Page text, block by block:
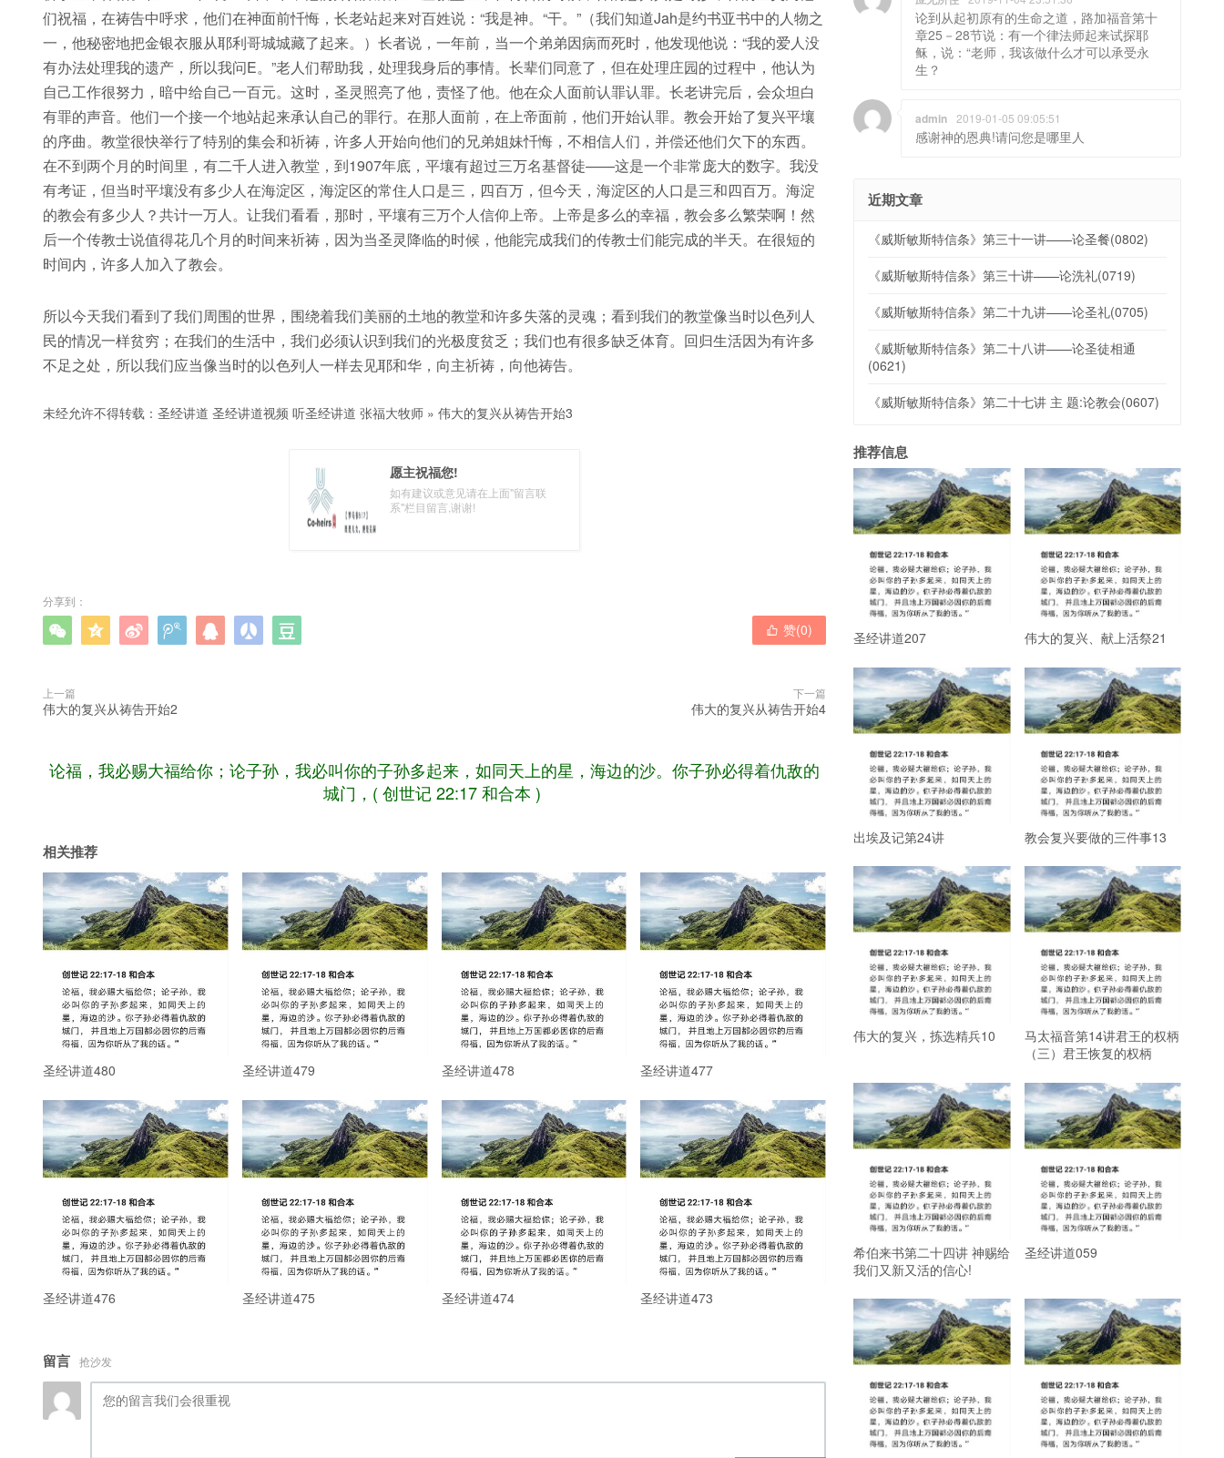
们祝福，在祷告中呼求，他们在神面前忏悔，长老站起来对百姓说：“我是神。“干。”（我们知道Jah是约书亚书中的人物之
一，他秘密地把金银衣服从耶利哥城城藏了起来。）长者说，一年前，当一个弟弟因病而死时，他发现他说：“我的爱人没
有办法处理我的遗产，所以我问E。”老人们帮助我，处理我身后的事情。长辈们同意了，但在处理庄园的过程中，他认为
自己工作很努力，暗中给自己一百元。这时，圣灵照亮了他，责怪了他。他在众人面前认罪认罪。长老讲完后，会众坦白
有罪的声音。他们一个接一个地站起来承认自己的罪行。在那人面前，在上帝面前，他们开始认罪。教会开始了复兴平壤
的序曲。教堂很快举行了特别的集会和祈祷，许多人开始向他们的兄弟姐妹忏悔，不相信人们，并偿还他们欠下的东西。
在不到两个月的时间里，有二千人进入教堂，到1907年底，平壤有超过三万名基督徒——这是一个非常庞大的数字。我没
有考证，但当时平壤没有多少人在海淀区，海淀区的常住人口是三，四百万，但今天，海淀区的人口是三和四百万。海淀
的教会有多少人？共计一万人。让我们看看，那时，平壤有三万个人信仰上帝。上帝是多么的幸福，教会多么繁荣啊！然
后一个传教士说值得花几个月的时间来祈祷，因为当圣灵降临的时候，他能完成我们的传教士们能完成的半天。在很短的
时间内，许多人加入了教会。
所以今天我们看到了我们周围的世界，围绕着我们美丽的土地的教堂和许多失落的灵魂；看到我们的教堂像当时以色列人
民的情况一样贫穷；在我们的生活中，我们必须认识到我们的光极度贫乏；我们也有很多缺乏体育。回归生活因为有许多
不足之处，所以我们应当像当时的以色列人一样去见耶和华，向主祈祷，向他祷告。
未经允许不得转载： 圣经讲道 圣经讲道视频 听圣经讲道 张福大牧师 » 伟大的复兴从祷告开始3
愿主祝福您!
如有建议或意见请在上面"留言联
系"栏目留言,谢谢!
分享到：
        赞(0)
上一篇
伟大的复兴从祷告开始2
下一篇
伟大的复兴从祷告开始4
论福，我必赐大福给你；论子孙，我必叫你的子孙多起来，如同天上的星，海边的沙。你子孙必得着仇敌的
城门，( 创世记 22:17 和合本 )
相关推荐
圣经讲道480 圣经讲道479 圣经讲道478 圣经讲道477
圣经讲道476 圣经讲道475 圣经讲道474 圣经讲道473
留言 抢沙发
论到从起初原有的生命之道，路加福音第十
章25－28节说：有一个律法师起来试探耶
稣，说：“老师，我该做什么才可以承受永
生？
admin 2019-01-05 09:05:51
感谢神的恩典!请问您是哪里人
近期文章
《威斯敏斯特信条》第三十一讲——论圣餐(0802)
《威斯敏斯特信条》第三十讲——论洗礼(0719)
《威斯敏斯特信条》第二十九讲——论圣礼(0705)
《威斯敏斯特信条》第二十八讲——论圣徒相通
(0621)
《威斯敏斯特信条》第二十七讲 主 题:论教会(0607)
推荐信息
圣经讲道207 伟大的复兴、献上活祭21
出埃及记第24讲 教会复兴要做的三件事13
伟大的复兴，拣选精兵10
马太福音第14讲君王的权柄
（三）君王恢复的权柄
希伯来书第二十四讲 神赐给
我们又新又活的信心!
圣经讲道059